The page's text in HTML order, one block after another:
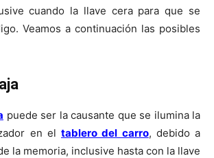
cuando la llave cera para que se
Veamos a continuación las posibles
puede ser la causante que se ilumina la
en eltablero del carro, debido a
la memoria, inclusive hasta con la llave